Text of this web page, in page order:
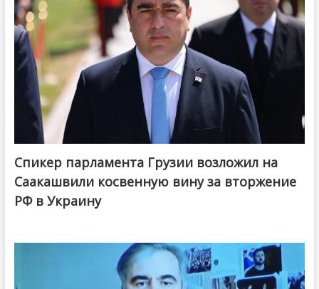
Спикер парламента Грузии возложил на
Саакашвили косвенную вину за вторжение
РФ в Украину